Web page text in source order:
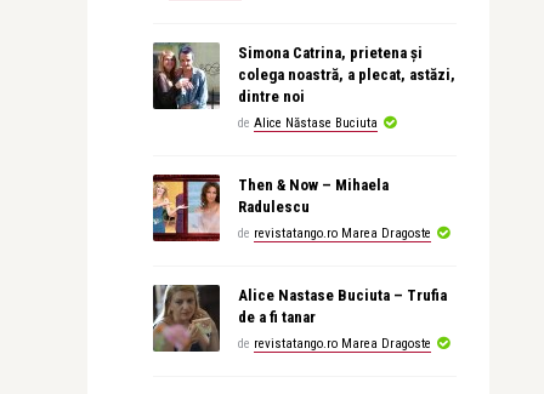
Simona Catrina, prietena și
colega noastră, a plecat, astăzi,
dintre noi
de Alice Năstase Buciuta
Then & Now – Mihaela
Radulescu
de revistatango.ro Marea Dragoste
Alice Nastase Buciuta – Trufia
de a fi tanar
de revistatango.ro Marea Dragoste